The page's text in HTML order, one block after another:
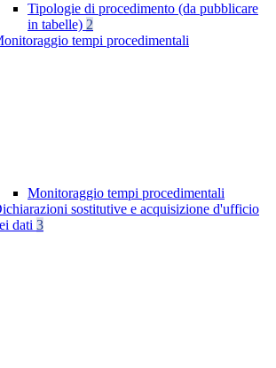
Tipologie di procedimento (da pubblicare
in tabelle) 2
tempi procedimentali
Monitoraggio tempi procedimentali
sostitutive e acquisizione d'ufficio
dati 3